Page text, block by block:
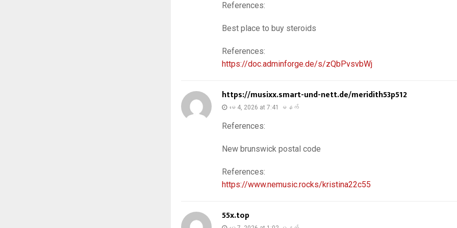
References:
Best place to buy steroids
References:
https://doc.adminforge.de/s/zQbPvsvbWj
https://musixx.smart-und-nett.de/meridith53p512
မေ 4, 2026 at 7:41 မနက်
References:
New brunswick postal code
References:
https://www.nemusic.rocks/kristina22c55
55x.top